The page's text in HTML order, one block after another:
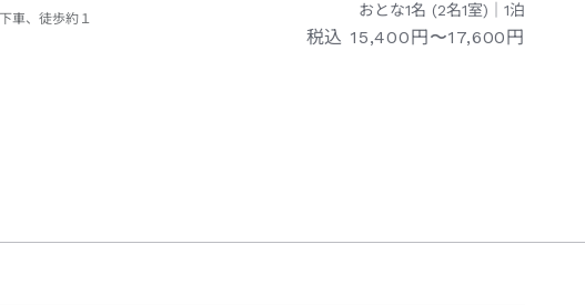
車、徒歩約１
おとな1名 (2名1室)｜ 1泊
税込 15,400円〜17,600円